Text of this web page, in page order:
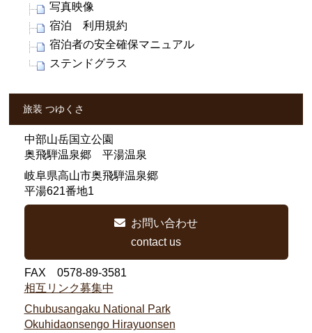
写真映像
宿泊 利用規約
宿泊者の安全確保マニュアル
ステンドグラス
旅装 つゆくさ
中部山岳国立公園
奥飛騨温泉郷 平湯温泉
岐阜県高山市奥飛騨温泉郷
平湯621番地1
お問い合わせ
contact us
FAX 0578-89-3581
相互リンク募集中
Chubusangaku National Park
Okuhidaonsengo Hirayuonsen